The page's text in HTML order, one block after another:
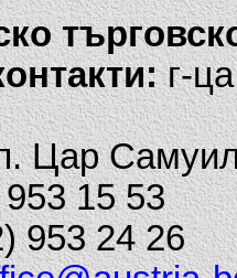
г-
Цар
15 53
953 24 26